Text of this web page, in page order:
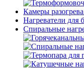
Камеры
Нагреватели для
Спиральные